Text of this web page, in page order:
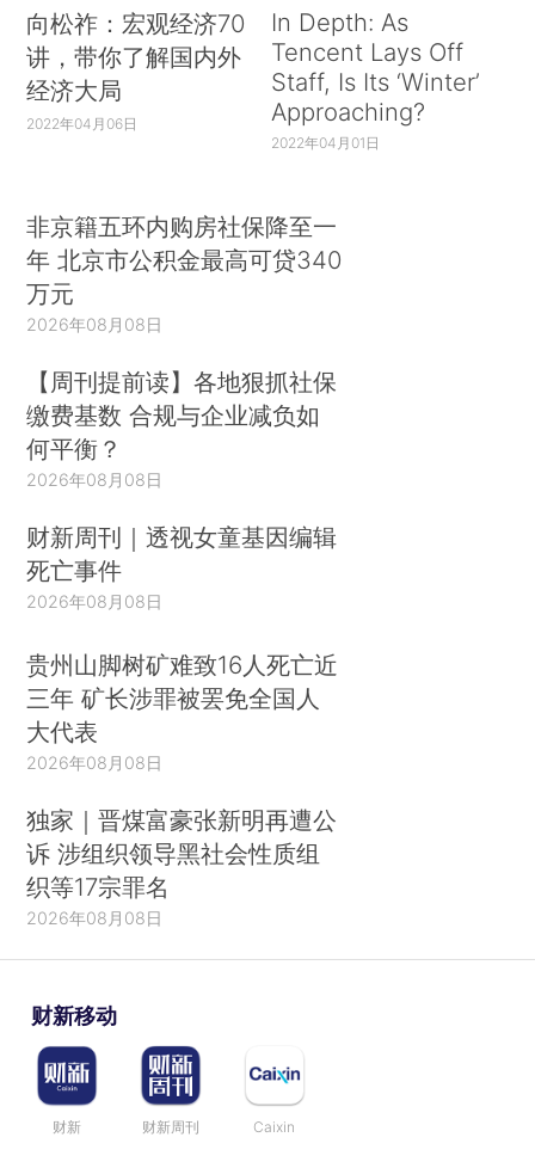
向松祚：宏观经济70
讲，带你了解国内外
经济大局
2022年04月06日
In Depth: As
Tencent Lays Off
Staff, Is Its ‘Winter’
Approaching?
2022年04月01日
非京籍五环内购房社保降至一
年 北京市公积金最高可贷340
万元
2026年08月08日
【周刊提前读】各地狠抓社保
缴费基数 合规与企业减负如
何平衡？
2026年08月08日
财新周刊｜透视女童基因编辑
死亡事件
2026年08月08日
贵州山脚树矿难致16人死亡近
三年 矿长涉罪被罢免全国人
大代表
2026年08月08日
独家｜晋煤富豪张新明再遭公
诉 涉组织领导黑社会性质组
织等17宗罪名
2026年08月08日
财新移动
财新 财新周刊 Caixin